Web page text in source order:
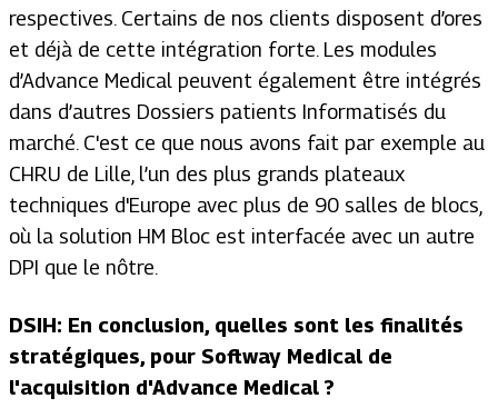
respectives. Certains de nos clients disposent d’ores
et déjà de cette intégration forte. Les modules
d’Advance Medical peuvent également être intégrés
dans d’autres Dossiers patients Informatisés du
marché. C'est ce que nous avons fait par exemple au
CHRU de Lille, l’un des plus grands plateaux
techniques d'Europe avec plus de 90 salles de blocs,
où la solution HM Bloc est interfacée avec un autre
DPI que le nôtre.
DSIH: En conclusion, quelles sont les finalités
stratégiques, pour Softway Medical de
l'acquisition d'Advance Medical ?